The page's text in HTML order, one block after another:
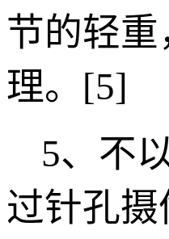
节的轻
理。 [5]
5、不
过针孔